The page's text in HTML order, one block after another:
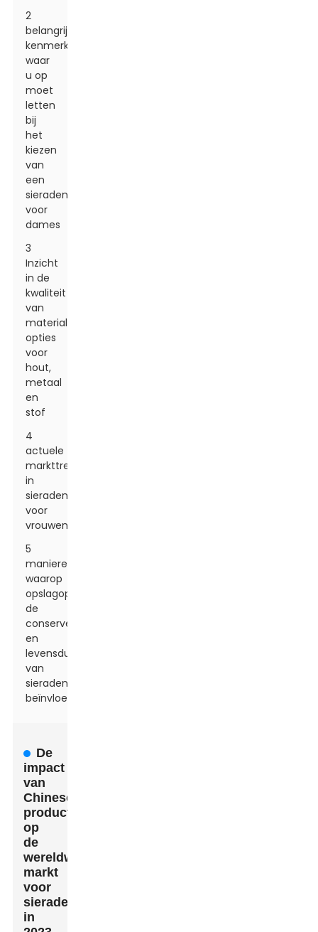
2
belangrijke
kenmerken
waar
u op
moet
letten
bij
het
kiezen
van
een
sieradendoos
voor
dames
3
Inzicht
in de
kwaliteit
van
materialen:
opties
voor
hout,
metaal
en
stof
4
actuele
markttrends
in
sieradendoosontwerp
voor
vrouwen
5
manieren
waarop
opslagoplossingen
de
conservering
en
levensduur
van
sieraden
beïnvloeden
De
impact
van
Chinese
productie
op
de
wereldwijde
markt
voor
sieradendozen
in